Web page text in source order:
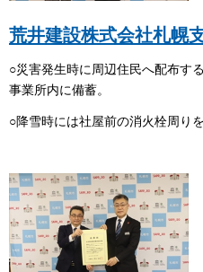
荒井建設株式会社札幌
○災害発生時に周辺住民へ配布す
事業所内に備蓄。
○降雪時には社屋前の消火栓周り